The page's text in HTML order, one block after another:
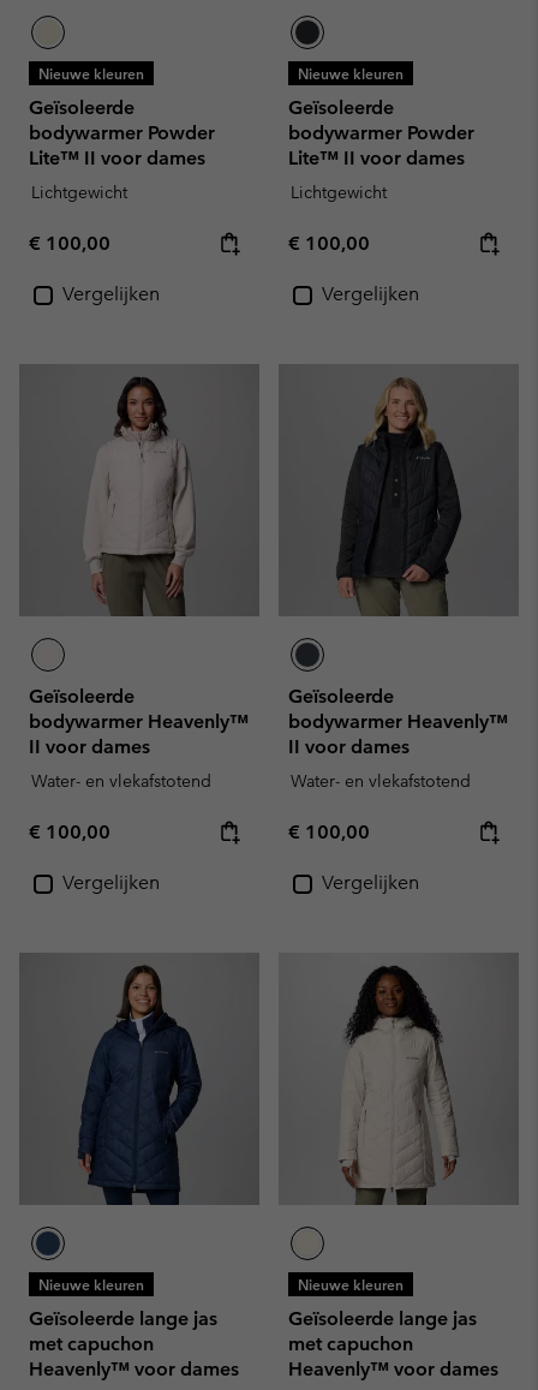
Nieuwe kleuren
Geïsoleerde
bodywarmer Powder
Lite™ II voor dames
Lichtgewicht
Regular price:
€ 100,00
Vergelijken
Nieuwe kleuren
Geïsoleerde
bodywarmer Powder
Lite™ II voor dames
Lichtgewicht
Regular price:
€ 100,00
Vergelijken
Geïsoleerde
bodywarmer Heavenly™
II voor dames
Water- en vlekafstotend
Regular price:
€ 100,00
Vergelijken
Geïsoleerde
bodywarmer Heavenly™
II voor dames
Water- en vlekafstotend
Regular price:
€ 100,00
Vergelijken
Nieuwe kleuren
Geïsoleerde lange jas
met capuchon
Heavenly™ voor dames
Nieuwe kleuren
Geïsoleerde lange jas
met capuchon
Heavenly™ voor dames